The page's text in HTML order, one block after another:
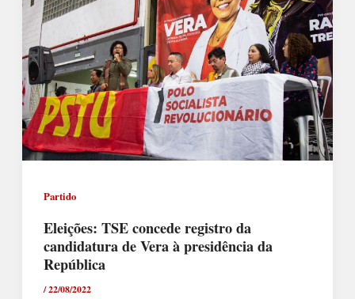
Partido
Eleições: TSE concede registro da
candidatura de Vera à presidência da
República
/22/08/2022